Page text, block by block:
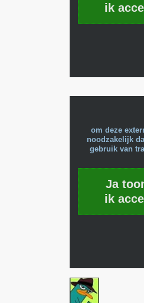
ik
om deze
noodzakelijk
gebruik van
Ja
ik